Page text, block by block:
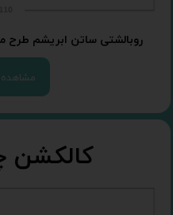
روبالشتی ساتن ابریشم طرح
کالکشن